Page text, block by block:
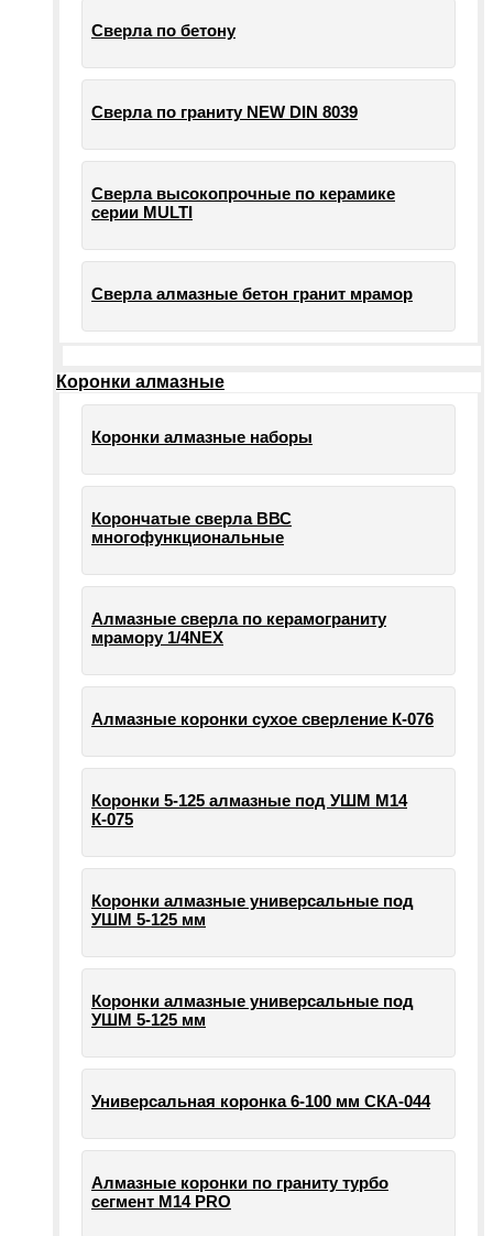
Сверла по бетону
Сверла по граниту NEW DIN 8039
Сверла высокопрочные по керамике
серии MULTI
Сверла алмазные бетон гранит мрамор
Коронки алмазные
Коронки алмазные наборы
Корончатые сверла ВВС
многофункциональные
Алмазные сверла по керамограниту
мрамору 1/4NEX
Алмазные коронки сухое сверление К-076
Коронки 5-125 алмазные под УШМ М14
К-075
Коронки алмазные универсальные под
УШМ 5-125 мм
Коронки алмазные универсальные под
УШМ 5-125 мм
Универсальная коронка 6-100 мм СКА-044
Алмазные коронки по граниту турбо
сегмент М14 PRO